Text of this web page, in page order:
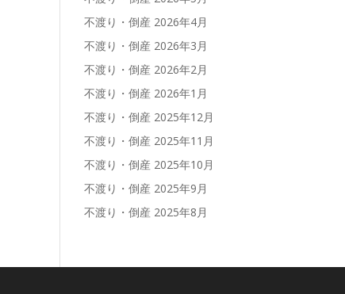
不渡り・倒産 2026年4月
不渡り・倒産 2026年3月
不渡り・倒産 2026年2月
不渡り・倒産 2026年1月
不渡り・倒産 2025年12月
不渡り・倒産 2025年11月
不渡り・倒産 2025年10月
不渡り・倒産 2025年9月
不渡り・倒産 2025年8月